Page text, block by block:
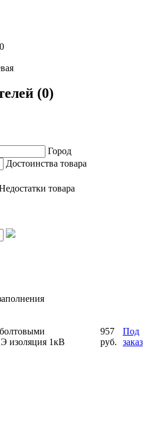
(0)
Город
Достоинства товара
товара
изоляция 1кВ
957
руб.
Под
заказ